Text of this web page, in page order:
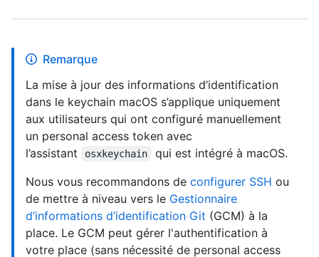
Remarque
La mise à jour des informations d’identification
dans le keychain macOS s’applique uniquement
aux utilisateurs qui ont configuré manuellement
un personal access token avec
l’assistant
osxkeychain
qui est intégré à macOS.
Nous vous recommandons de configurer SSH ou
de mettre à niveau vers le Gestionnaire
d’informations d’identification Git (GCM) à la
place. Le GCM peut gérer l'authentification à
votre place (sans nécessité de personal access